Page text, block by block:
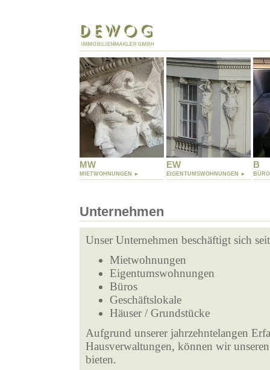
MW
MIETWOHNUNGEN ►
EW
EIGENTUMSWOHNUNGEN ►
B
Unternehmen
Unser Unternehmen beschäftigt sich
Mietwohnungen
Eigentumswohnungen
Büros
Geschäftslokale
Häuser / Grundstücke
Aufgrund unserer jahrzehntelangen
Hausverwaltungen, können wir
bieten.